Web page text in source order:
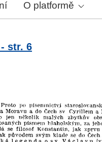
O platformě
str. 6